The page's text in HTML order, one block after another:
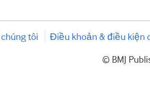
tôi Điều khoản & điều kiện
© BMJ